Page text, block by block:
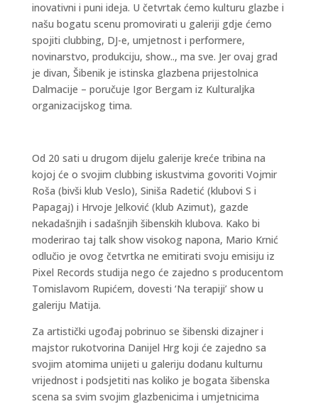
inovativni i puni ideja. U četvrtak ćemo kulturu glazbe i
našu bogatu scenu promovirati u galeriji gdje ćemo
spojiti clubbing, DJ-e, umjetnost i performere,
novinarstvo, produkciju, show.., ma sve. Jer ovaj grad
je divan, Šibenik je istinska glazbena prijestolnica
Dalmacije – poručuje Igor Bergam iz Kulturaljka
organizacijskog tima.
Od 20 sati u drugom dijelu galerije kreće tribina na
kojoj će o svojim clubbing iskustvima govoriti Vojmir
Roša (bivši klub Veslo), Siniša Radetić (klubovi S i
Papagaj) i Hrvoje Jelković (klub Azimut), gazde
nekadašnjih i sadašnjih šibenskih klubova. Kako bi
moderirao taj talk show visokog napona, Mario Krnić
odlučio je ovog četvrtka ne emitirati svoju emisiju iz
Pixel Records studija nego će zajedno s producentom
Tomislavom Rupićem, dovesti ‘Na terapiji’ show u
galeriju Matija.
Za artistički ugođaj pobrinuo se šibenski dizajner i
majstor rukotvorina Danijel Hrg koji će zajedno sa
svojim atomima unijeti u galeriju dodanu kulturnu
vrijednost i podsjetiti nas koliko je bogata šibenska
scena sa svim svojim glazbenicima i umjetnicima